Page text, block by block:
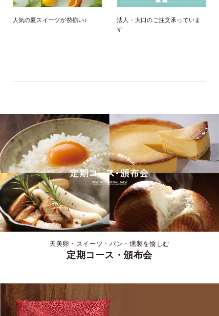
人気の夏スイーツが勢揃い♪
法人・大口のご注文承っていま
す
天美卵・スイーツ・パン・燻製を愉しむ
定期コース・頒布会